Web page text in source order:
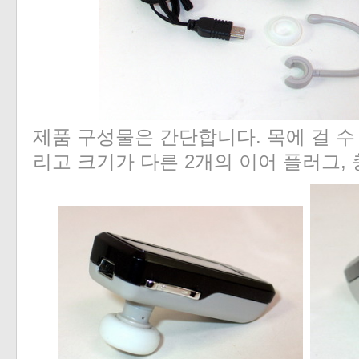
제품 구성물은 간단합니다. 목에 걸
리고 크기가 다른 2개의 이어 플러그,